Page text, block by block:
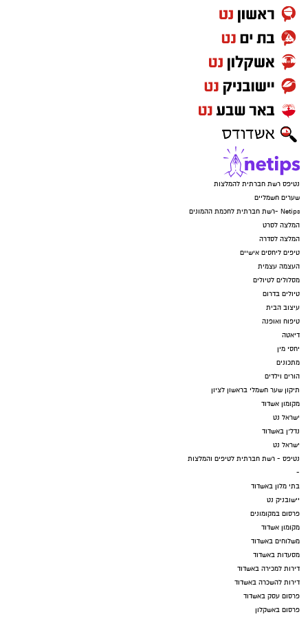
נטיפס רשת חברתית להמלצות
שערים חשמליים
Netips -רשת חברתית לחכמת ההמונים
המלצה לסרט
המלצה לסדרה
טיפים ליחסים אישיים
העצמה עצמית
מסלולים לטיולים
טיולים בדרום
עיצוב הבית
טיפוח ואופנה
דיאטה
יחסי מין
מתכונים
הורים וילדים
תיקון שער חשמלי בראשון לציון
מקומון אשדוד
ישראל נט
נדל"ן באשדוד
ישראל נט
נטיפס - רשת חברתית לטיפים והמלצות
-
בתי מלון באשדוד
יישובניק נט
פרסום במקומונים
מקומון אשדוד
משלוחים באשדוד
מסעדות באשדוד
דירות למכירה באשדוד
דירות להשכרה באשדוד
פרסום עסק באשדוד
פרסום באשקלון